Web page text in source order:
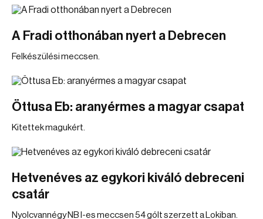
A Fradi otthonában nyert a Debrecen
Felkészülési meccsen.
Öttusa Eb: aranyérmes a magyar csapat
Kitettek magukért.
Hetvenéves az egykori kiváló debreceni
csatár
Nyolcvannégy NB I-es meccsen 54 gólt szerzett a Lokiban.